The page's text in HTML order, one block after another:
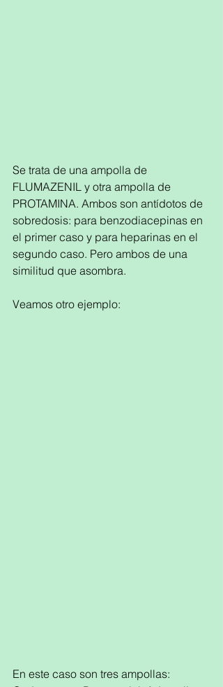
Se trata de una ampolla de
FLUMAZENIL y otra ampolla de
PROTAMINA. Ambos son antídotos de
sobredosis: para benzodiacepinas en
el primer caso y para heparinas en el
segundo caso. Pero ambos de una
similitud que asombra.
Veamos otro ejemplo:
En este caso son tres ampollas: